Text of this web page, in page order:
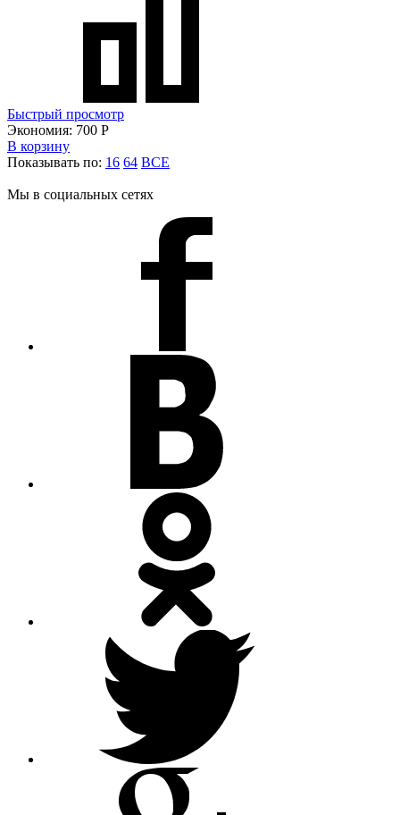
Быстрый просмотр
Экономия: 700 Р
В корзину
Показывать по: 16 64 ВСЕ
Мы в социальных сетях